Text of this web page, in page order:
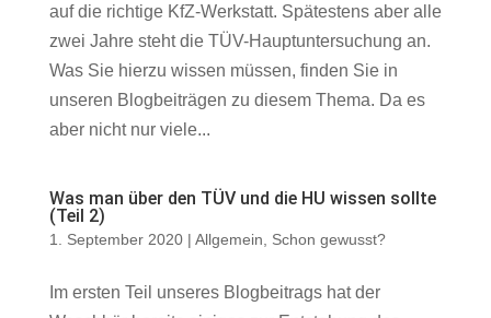
auf die richtige KfZ-Werkstatt. Spätestens aber alle
zwei Jahre steht die TÜV-Hauptuntersuchung an.
Was Sie hierzu wissen müssen, finden Sie in
unseren Blogbeiträgen zu diesem Thema. Da es
aber nicht nur viele...
Was man über den TÜV und die HU wissen sollte
(Teil 2)
1. September 2020| Allgemein Schon gewusst?
Im ersten Teil unseres Blogbeitrags hat der